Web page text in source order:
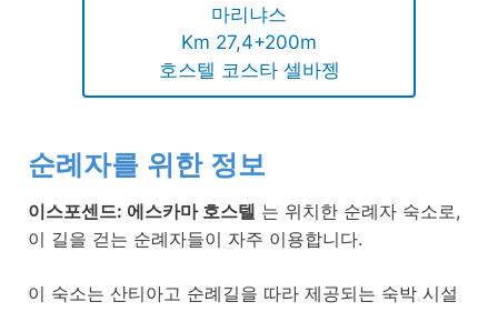
마리냐스
Km 27,4+200m
호스텔 코스타 셀바젱
순례자를 위한 정보
이스포센드: 에스카마 호스텔 는 위치한 순례자 숙소로,
이 길을 걷는 순례자들이 자주 이용합니다.
이 숙소는 산티아고 순례길을 따라 제공되는 숙박 시설